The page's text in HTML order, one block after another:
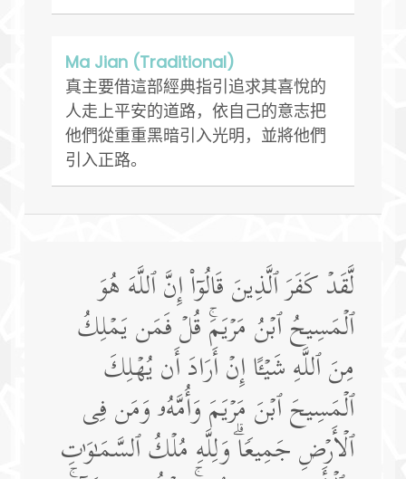
Ma Jian (Traditional)
真主要借這部經典指引追求其喜悅的
人走上平安的道路，依自己的意志把
他們從重重黑暗引入光明，並將他們
引入正路。
لَّقَدۡ كَفَرَ ٱلَّذِینَ قَالُوۤا۟ إِنَّ ٱللَّهَ هُوَ
ٱلۡمَسِیحُ ٱبۡنُ مَرۡیَمَۚ قُلۡ فَمَن یَمۡلِكُ
مِنَ ٱللَّهِ شَیۡـًٔا إِنۡ أَرَادَ أَن یُهۡلِكَ
ٱلۡمَسِیحَ ٱبۡنَ مَرۡیَمَ وَأُمَّهُۥ وَمَن فِی
ٱلۡأَرۡضِ جَمِیعࣰاۗ وَلِلَّهِ مُلۡكُ ٱلسَّمَـٰوَ ٰ⁠تِ